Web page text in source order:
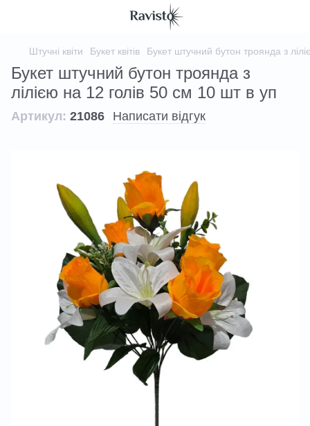
Штучні квіти Букет квітів Букет штучний бутон троянда з
Букет штучний бутон троянда з
лілією на 12 голів 50 см 10 шт в уп
Артикул: 21086 Написати відгук